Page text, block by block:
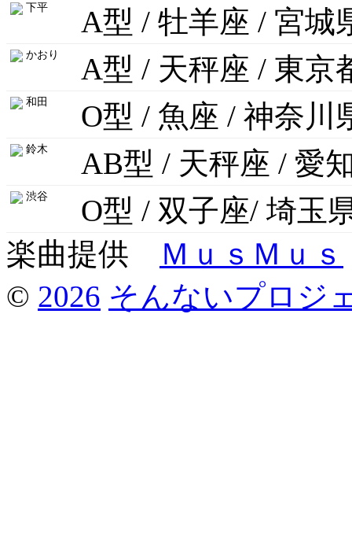
下平 A型 / 牡羊座 / 宮城
かおり A型 / 天秤座 / 東京
和田 O型 / 魚座 / 神奈川
鈴木 AB型 / 天秤座 / 愛
渋谷
O型 / 双子座/ 埼玉
楽曲提供
ＭｕｓＭｕｓ
© 2026 そんないプロジ